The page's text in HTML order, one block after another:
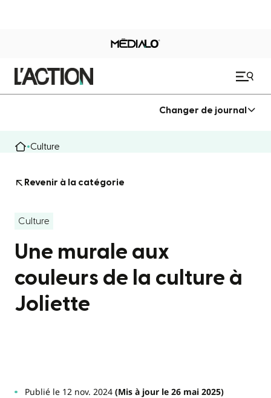
Changer de journal
Culture
Revenir à la catégorie
Culture
Une murale aux
couleurs de la culture à
Joliette
Publié le 12 nov. 2024(Mis à jour le 26 mai 2025)